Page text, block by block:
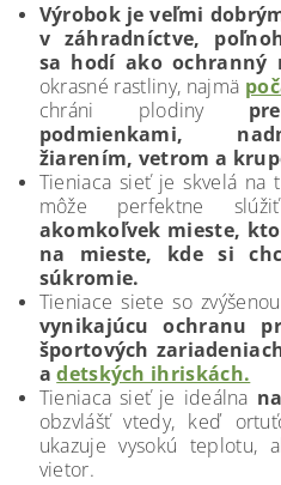
Výrobok je veľmi
v záhradníctve,
sa hodí ako ochranný
okrasné rastliny, najmä
chráni plodiny
podmienkami,
žiarením, vetrom a
Tieniaca sieť je skvelá na
môže perfektne
akomkoľvek mieste,
na mieste, kde si
súkromie.
Tieniace siete so
vynikajúcu ochranu
športových
adetských ihriskách.
Tieniaca sieť je ideálna
obzvlášť vtedy, keď
ukazuje vysokú teplotu,
vietor.